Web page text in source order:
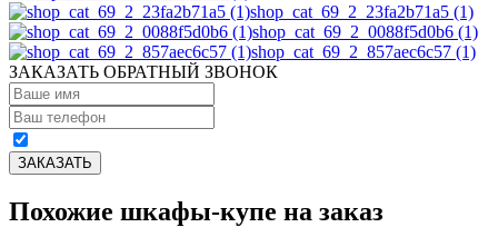
shop_cat_69_2_23fa2b71a5 (1)
shop_cat_69_2_0088f5d0b6 (1)
shop_cat_69_2_857aec6c57 (1)
ЗАКАЗАТЬ ОБРАТНЫЙ ЗВОНОК
Похожие шкафы-купе на заказ